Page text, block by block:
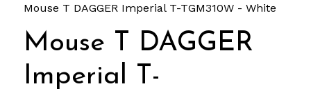
Mouse T DAGGER Imperial T-TGM310W - White
Mouse T DAGGER
Imperial T-